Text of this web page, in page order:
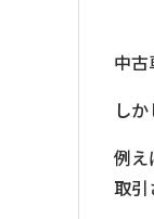
中
し
例え
取引